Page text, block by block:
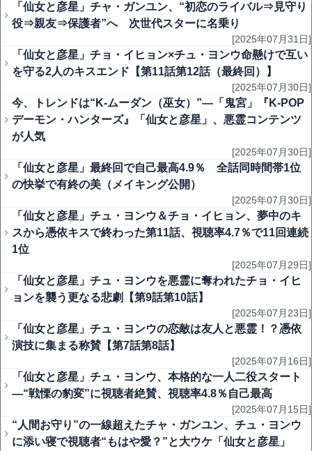
「仙女と彦星」チャ・ガンユン、“初恋のライバル⇒見守り
役⇒親友⇒保護者”へ 次世代スターに名乗り
[2025年07月31日]
「仙女と彦星」チョ・イヒョン×チュ・ヨンウ命懸けで互い
を守る2人のキスエンド【第11話第12話（最終回）】
[2025年07月30日]
今、トレンドは“K-ムーダン（巫女）”―「鬼宮」『K-POP
デーモン・ハンターズ』「仙女と彦星」、悪霊コンテンツ
が人気
[2025年07月30日]
「仙女と彦星」最終回で自己最高4.9％ 全話同時間帯1位
の快挙で有終の美（メイキング公開）
[2025年07月30日]
「仙女と彦星」チュ・ヨンウ＆チョ・イヒョン、夢中のキ
スから憑依キスで終わった第11話、視聴率4.7％で11回連続
1位
[2025年07月29日]
「仙女と彦星」チュ・ヨンウを悪霊に奪われたチョ・イヒ
ョンを襲う更なる悲劇【第9話第10話】
[2025年07月23日]
「仙女と彦星」チュ・ヨンウの恋敵は友人と悪霊！？憑依
演技に集まる称賛【第7話第8話】
[2025年07月16日]
「仙女と彦星」チュ・ヨンウ、本格的な一人二役スタート
―“戦慄の豹変”に視聴者絶賛、視聴率4.8％自己最高
[2025年07月15日]
“人間お守り”の一線超えたチャ・ガンユン、チュ・ヨンウ
に添い寝で視聴者“もはや愛？”と大ウケ「仙女と彦星」